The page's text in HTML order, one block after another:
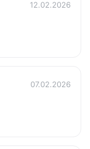
12.02.2026
07.02.2026